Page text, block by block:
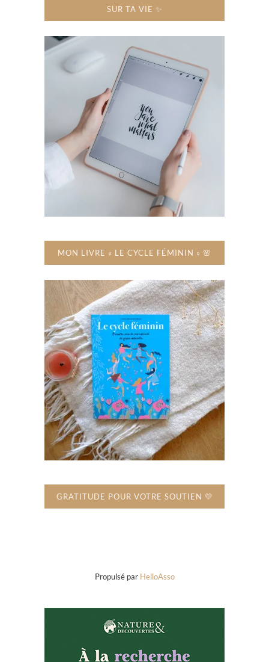
SUR TA VIE ✨
MON LIVRE « LE CYCLE FÉMININ » 🌸
GRATITUDE POUR VOTRE SOUTIEN 💛
Propulsé par HelloAsso